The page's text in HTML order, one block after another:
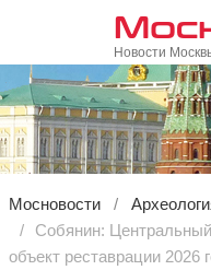
Новости
Мосновости
Собянин:
объект реставрации 2026